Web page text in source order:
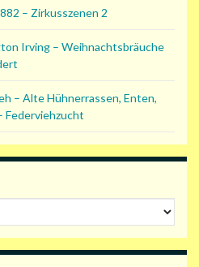
– Zirkusszenen 2
Irving – Weihnachtsbräuche
– Alte Hühnerrassen, Enten,
Federviehzucht